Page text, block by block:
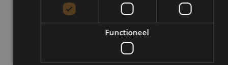
Wil je graag weten hoeveel jouw rijopleiding gaat kosten?
Functioneel